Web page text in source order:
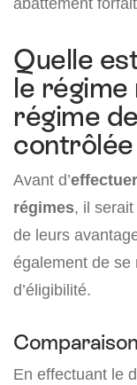
Quelle
le
régime
contrôlée
Avant d’
régimes, il
de leurs
également de se
d’éligibilité.
En effectuant le